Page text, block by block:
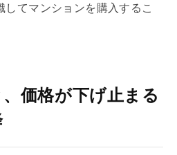
してマンションを購入するこ
価格が下げ止まる